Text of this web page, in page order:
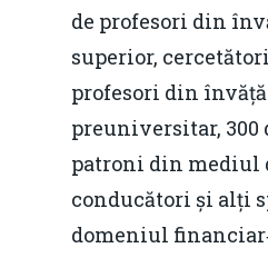
de profesori din
superior,
profesori din
preuniversitar, 300
patroni din mediul
conducători și alți
domeniul